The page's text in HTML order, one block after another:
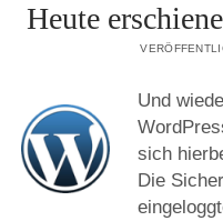
Heute
Und
sich
Die